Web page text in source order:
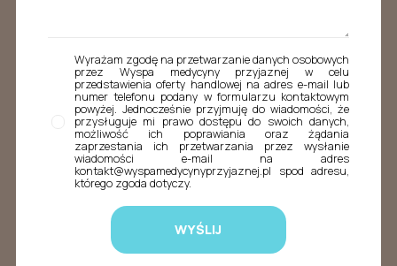
Wyrażam zgodę na przetwarzanie danych osobowych
przez Wyspa medycyny przyjaznej w celu
przedstawienia oferty handlowej na adres e-mail lub
numer telefonu podany w formularzu kontaktowym
powyżej. Jednocześnie przyjmuję do wiadomości, że
przysługuje mi prawo dostępu do swoich danych,
możliwość ich poprawiania oraz żądania
zaprzestania ich przetwarzania przez wysłanie
wiadomości e-mail na adres
kontakt@wyspamedycynyprzyjaznej.pl spod adresu,
którego zgoda dotyczy.